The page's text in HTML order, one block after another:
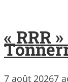
« RRR
7 août 20267